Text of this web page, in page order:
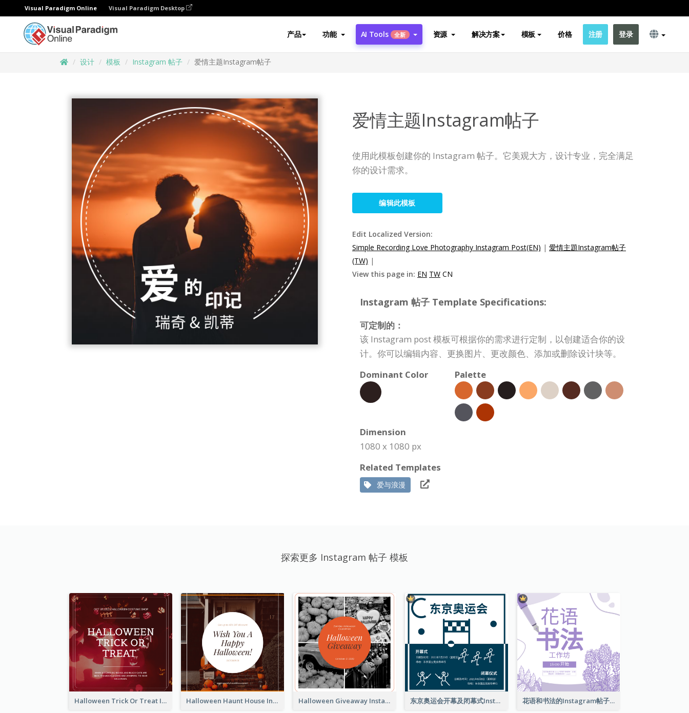
Visual Paradigm Online Visual Paradigm Desktop
产品 功能 AI Tools 全新 资源 解决方案 模板 价格 注册 登录
设计 模板 Instagram 帖子 爱情主题Instagram帖子
爱情主题Instagram帖子
使用此模板创建你的 Instagram 帖子。它美观大方，设计专业，完全满足
你的设计需求。
编辑此模板
Edit Localized Version:
Simple Recording Love Photography Instagram Post(EN) | 愛情主題Instagram帖子
(TW) |
View this page in: EN TW CN
Instagram 帖子 Template Specifications:
可定制的：
该 Instagram post 模板可根据你的需求进行定制，以创建适合你的设
计。你可以编辑内容、更换图片、更改颜色、添加或删除设计块等。
Dominant Color
Palette
Dimension
1080 x 1080 px
Related Templates
爱与浪漫
探索更多 Instagram 帖子 模板
Halloween Trick Or Treat Instagram Post Halloween Haunt House Instagram Post Halloween Giveaway Instagram Post 东京奥运会开幕及闭幕式Instagram帖子 花语和书法的Instagram帖子